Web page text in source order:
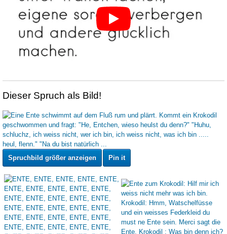
Dieser Spruch als Bild!
Spruchbild größer anzeigen Pin it